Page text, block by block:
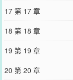
17 第 17 章
18 第 18 章
19 第 19 章
20 第 20 章